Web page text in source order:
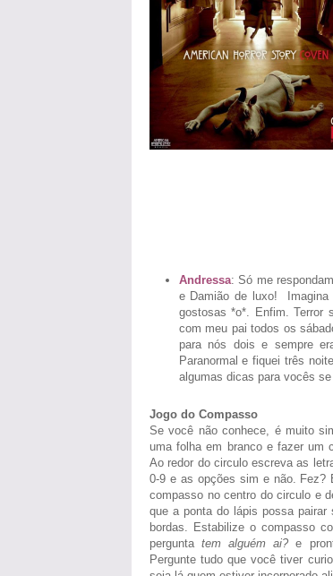
Andressa: Só me
e Damião de luxo! Imagina
gostosas *o*. Enfim. Terror
com meu pai todos os
para nós dois e sempre
Paranormal e fiquei três
algumas dicas para vocês
Jogo do Compasso
Se você não conhece, é muito
uma folha em branco e fazer um
Ao redor do circulo escreva as
0-9 e as opções sim e não. Fez?
compasso no centro do circulo e
que a ponta do lápis possa
bordas. Estabilize o compasso
perguntatem alguém ai? e
Pergunte tudo que você tiver